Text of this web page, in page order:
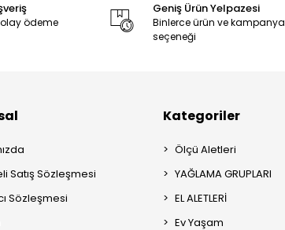
ödeme
Geniş Ürün Yelpazesi
Binlerce ürün ve kampanya
seçeneği
Satış Sözleşmesi
Sözleşmesi
Kategoriler
Ölçü Aletleri
YAĞLAMA GRUPLARI
EL ALETLERİ
Ev Yaşam